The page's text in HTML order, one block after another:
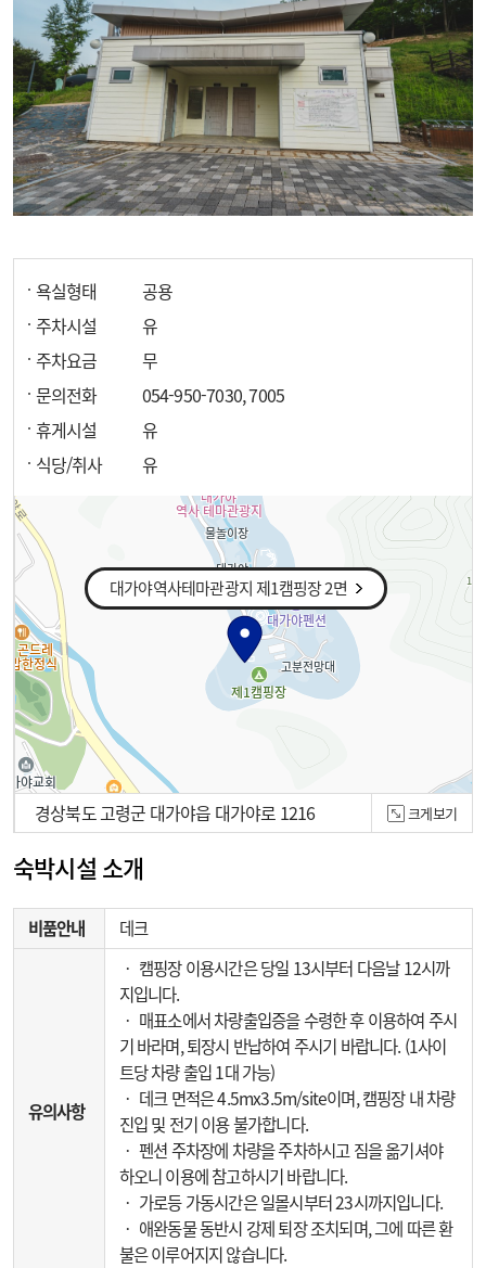
욕실형태
공용
주차시설
유
주차요금
무
문의전화
054-950-7030, 7005
휴게시설
유
식당/취사
유
대가야역사테마관광지 제1캠핑장 2면
100m
경상북도 고령군 대가야읍 대가야로 1216 크게보기
숙박시설 소개
비품안내 데크
유의사항
‧ 캠핑장 이용시간은 당일 13시부터 다음날 12시까
지입니다.
‧ 매표소에서 차량출입증을 수령한 후 이용하여 주시
기 바라며, 퇴장시 반납하여 주시기 바랍니다. (1사이
트당 차량 출입 1대 가능)
‧ 데크 면적은 4.5mx3.5m/site이며, 캠핑장 내 차량
진입 및 전기 이용 불가합니다.
‧ 펜션 주차장에 차량을 주차하시고 짐을 옮기셔야
하오니 이용에 참고하시기 바랍니다.
‧ 가로등 가동시간은 일몰시부터 23시까지입니다.
‧ 애완동물 동반시 강제 퇴장 조치되며, 그에 따른 환
불은 이루어지지 않습니다.